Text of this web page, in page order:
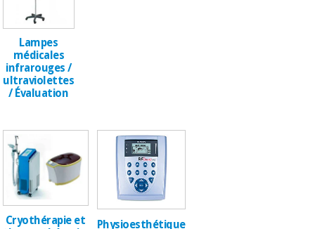
Orthopédie
Instruments
Lampes
médicales
infrarouges /
ultraviolettes
/ Évaluation
Cryothérapie et
Physioesthétique